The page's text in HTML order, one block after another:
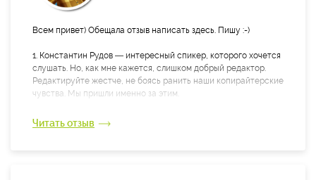
Всем привет) Обещала отзыв написать здесь. Пишу :-)
1. Константин Рудов — интересный спикер, которого хочется
слушать. Но, как мне кажется, слишком добрый редактор.
Редактируйте жестче, не боясь ранить наши копирайтерские
чувства. Мы пришли именно за этим.
Читать отзыв